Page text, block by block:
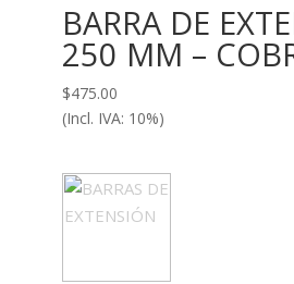
BARRA DE
250 MM –
$475.00
(Incl. IVA: 10%)